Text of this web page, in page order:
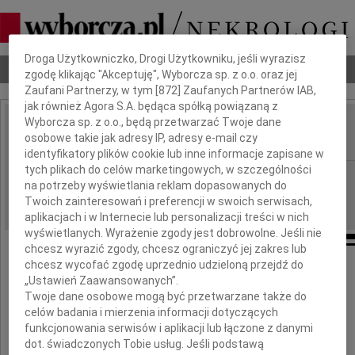
Nekrologi Odeszli Poradnik pogrzebowy
IMIĘ I NAZWISKO: Maria Janion
REGION: cała Polska
DATA EMISJI: 26.08.2020
Z żalem przyjęliśmy wiadomość o śmierci
Profesor
Marii Janion
Dbamy o Twoją prywatność
Droga Użytkowniczko, Drogi Użytkowniku, jeśli wyrazisz
zgodę klikając "Akceptuję", Wyborcza sp. z o.o. oraz jej
Zaufani Partnerzy, w tym [872 ] Zaufanych Partnerów IAB,
jak również Agora S.A. będąca spółką powiązaną z
Wyborcza sp. z o.o., będą przetwarzać Twoje dane
osobowe takie jak adresy IP, adresy e-mail czy
identyfikatory plików cookie lub inne informacje zapisane w
tych plikach do celów marketingowych, w szczególności
na potrzeby wyświetlania reklam dopasowanych do
Twoich zainteresowań i preferencji w swoich serwisach,
aplikacjach i w Internecie lub personalizacji treści w nich
wyświetlanych. Wyrażenie zgody jest dobrowolne. Jeśli nie
chcesz wyrazić zgody, chcesz ograniczyć jej zakres lub
chcesz wycofać zgodę uprzednio udzieloną przejdź do
„Ustawień Zaawansowanych”.
Twoje dane osobowe mogą być przetwarzane także do
celów badania i mierzenia informacji dotyczących
funkcjonowania serwisów i aplikacji lub łączone z danymi
dot. świadczonych Tobie usług. Jeśli podstawą